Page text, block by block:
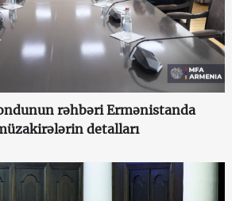
rəhbəri Ermənistanda
detalları